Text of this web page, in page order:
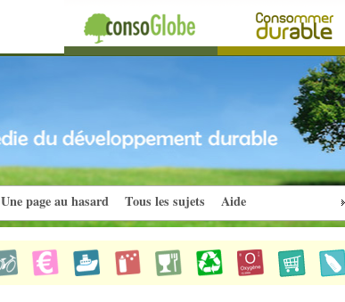
Une page au hasard Tous les sujets Aide